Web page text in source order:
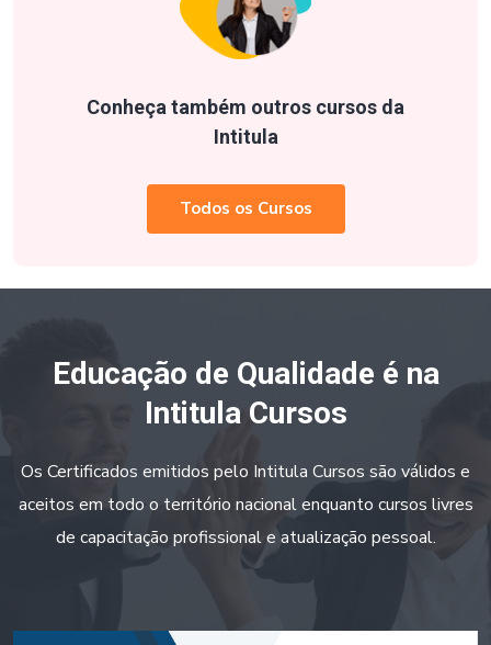
Conheça também outros cursos da
Intitula
Todos os Cursos
Educação de Qualidade é na
Intitula Cursos
Os Certificados emitidos pelo Intitula Cursos são válidos e
aceitos em todo o território nacional enquanto cursos livres
de capacitação profissional e atualização pessoal.